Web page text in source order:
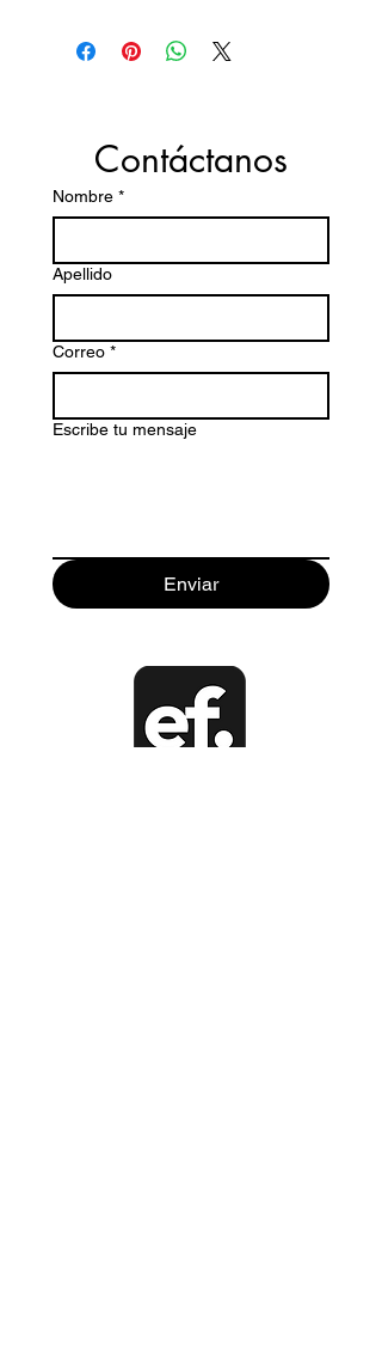
Contáctanos
Nombre *
Apellido
Correo *
Escribe tu mensaje
Enviar